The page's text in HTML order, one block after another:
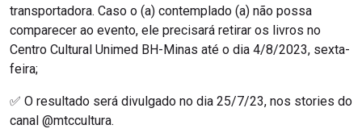
transportadora. Caso o (a) contemplado (a) não possa
comparecer ao evento, ele precisará retirar os livros no
Centro Cultural Unimed BH-Minas até o dia 4/8/2023, sexta-
feira;
✅ O resultado será divulgado no dia 25/7/23, nos stories do
canal @mtccultura.